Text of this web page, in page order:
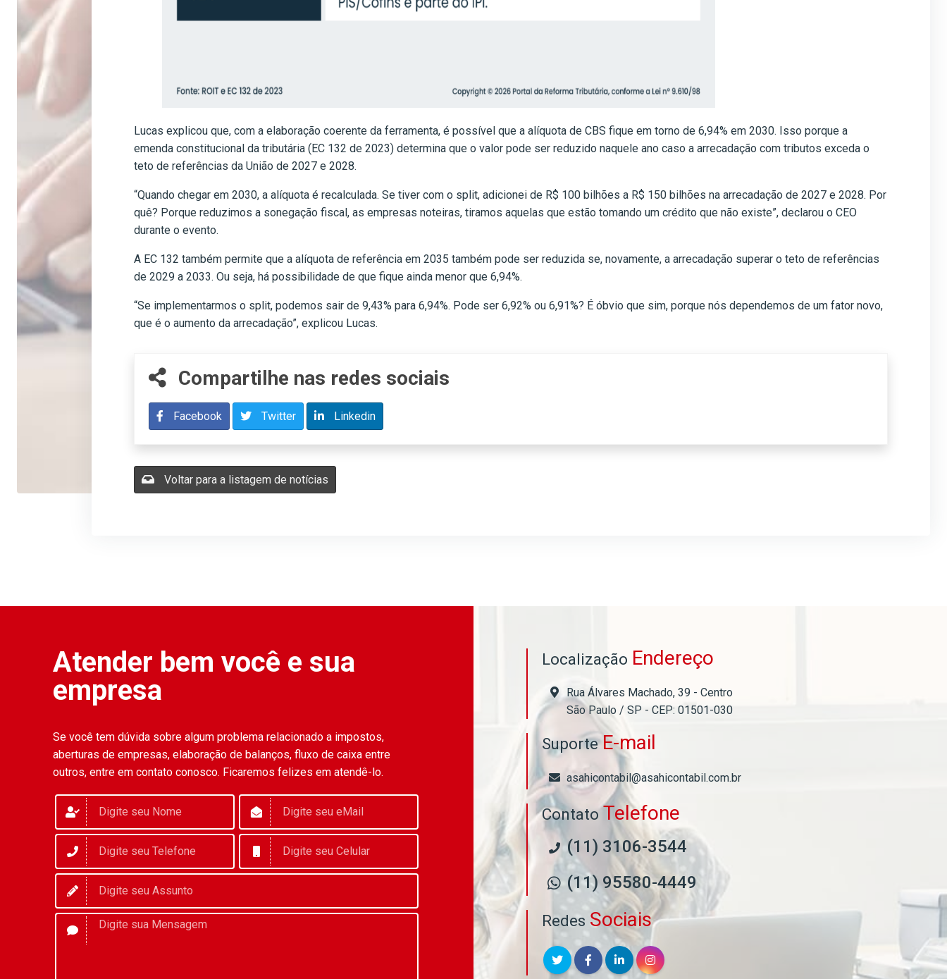
Lucas explicou que, com a elaboração coerente da ferramenta, é possível que a alíquota de CBS fique em torno de 6,94% em 2030. Isso porque a
emenda constitucional da tributária (EC 132 de 2023) determina que o valor pode ser reduzido naquele ano caso a arrecadação com tributos exceda o
teto de referências da União de 2027 e 2028.
“Quando chegar em 2030, a alíquota é recalculada. Se tiver com o split, adicionei de R$ 100 bilhões a R$ 150 bilhões na arrecadação de 2027 e 2028. Por
quê? Porque reduzimos a sonegação fiscal, as empresas noteiras, tiramos aquelas que estão tomando um crédito que não existe”, declarou o CEO
durante o evento.
A EC 132 também permite que a alíquota de referência em 2035 também pode ser reduzida se, novamente, a arrecadação superar o teto de referências
de 2029 a 2033. Ou seja, há possibilidade de que fique ainda menor que 6,94%.
“Se implementarmos o split, podemos sair de 9,43% para 6,94%. Pode ser 6,92% ou 6,91%? É óbvio que sim, porque nós dependemos de um fator novo,
que é o aumento da arrecadação”, explicou Lucas.
Compartilhe nas redes sociais
Facebook Twitter Linkedin
Voltar para a listagem de notícias
Atender bem você e sua
empresa
Se você tem dúvida sobre algum problema relacionado a impostos,
aberturas de empresas, elaboração de balanços, fluxo de caixa entre
outros, entre em contato conosco. Ficaremos felizes em atendê-lo.
Localização Endereço
Rua Álvares Machado, 39 - Centro
São Paulo / SP - CEP: 01501-030
SuporteE-mail
asahicontabil@asahicontabil.com.br
Contato Telefone
(11) 3106-3544
(11) 95580-4449
Redes Sociais